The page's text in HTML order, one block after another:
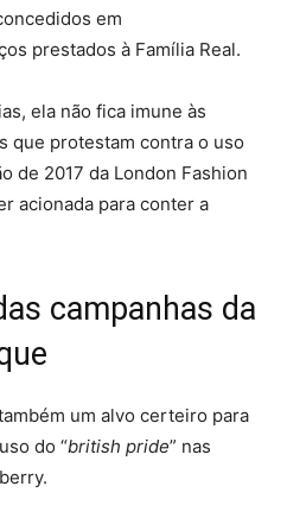
em
prestados à Família Real.
ela não fica imune às
que protestam contra o uso
de 2017 da London Fashion
acionada para conter a
campanhas da
um alvo certeiro para
do “british pride” nas